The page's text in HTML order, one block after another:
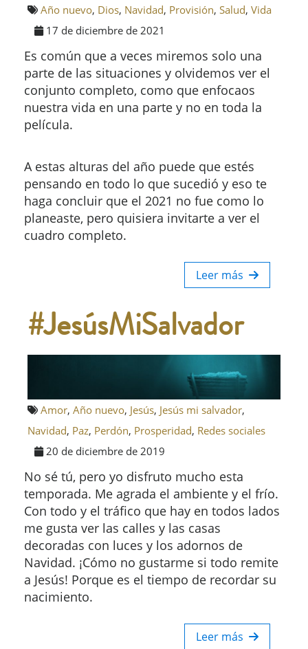
Año nuevo, Dios, Navidad, Provisión, Salud, Vida
17 de diciembre de 2021
Es común que a veces miremos solo una
parte de las situaciones y olvidemos ver el
conjunto completo, como que enfocaos
nuestra vida en una parte y no en toda la
película.
A estas alturas del año puede que estés
pensando en todo lo que sucedió y eso te
haga concluir que el 2021 no fue como lo
planeaste, pero quisiera invitarte a ver el
cuadro completo.
Leer más
#JesúsMiSalvador
Amor, Año nuevo, Jesús, Jesús mi salvador,
Navidad, Paz, Perdón, Prosperidad, Redes sociales
20 de diciembre de 2019
No sé tú, pero yo disfruto mucho esta
temporada. Me agrada el ambiente y el frío.
Con todo y el tráfico que hay en todos lados
me gusta ver las calles y las casas
decoradas con luces y los adornos de
Navidad. ¡Cómo no gustarme si todo remite
a Jesús! Porque es el tiempo de recordar su
nacimiento.
Leer más